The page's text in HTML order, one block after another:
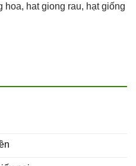
hoa, hat giong rau, hạt giống